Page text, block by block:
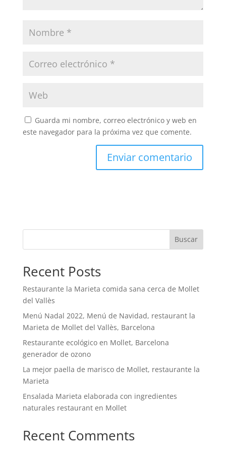
Guarda mi nombre, correo electrónico y web en
este navegador para la próxima vez que comente.
Buscar
Recent Posts
Restaurante la Marieta comida sana cerca de Mollet
del Vallès
Menú Nadal 2022, Menú de Navidad, restaurant la
Marieta de Mollet del Vallès, Barcelona
Restaurante ecológico en Mollet, Barcelona
generador de ozono
La mejor paella de marisco de Mollet, restaurante la
Marieta
Ensalada Marieta elaborada con ingredientes
naturales restaurant en Mollet
Recent Comments